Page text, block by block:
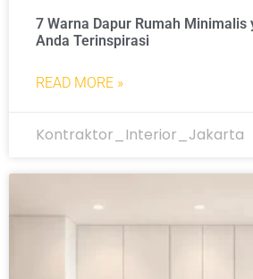
7 Warna Dapur Rumah Minimalis
Anda Terinspirasi
READ MORE »
Kontraktor_Interior_Jakarta